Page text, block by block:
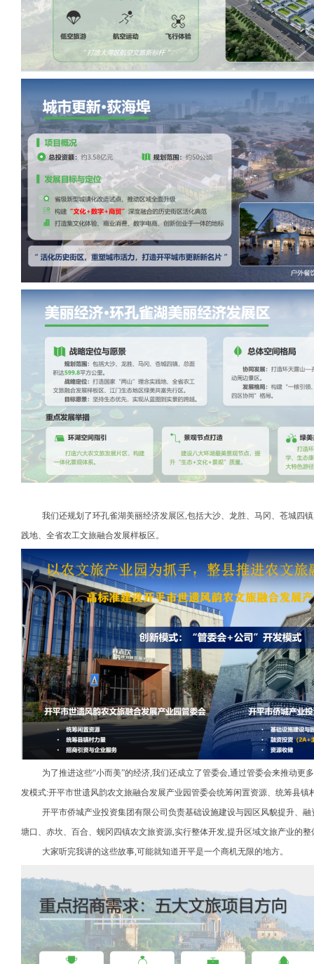
我们还规划了环孔雀湖美丽经济发展区,包括大沙、龙胜、马冈、苍城四
践地、全省农工文旅融合发展样板区。
为了推进这些“小而美”的经济,我们还成立了管委会,通过管委会来推动更
发模式:开平市世遗风韵农文旅融合发展产业园管委会统筹闲置资源、统筹县镇
开平市侨城产业投资集团有限公司负责基础设施建设与园区风貌提升、
塘口、赤坎、百合、蚬冈四镇农文旅资源,实行整体开发,提升区域文旅产业的整
大家听完我讲的这些故事,可能就知道开平是一个商机无限的地方。